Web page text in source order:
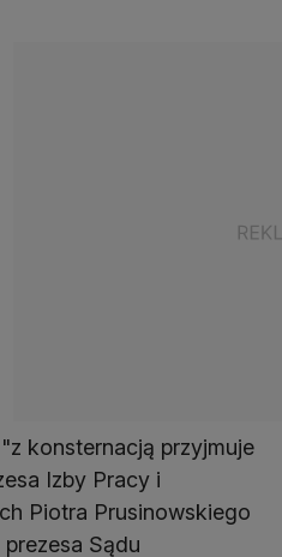
konsternacją przyjmuje
Izby Pracy i
Piotra Prusinowskiego
Sądu